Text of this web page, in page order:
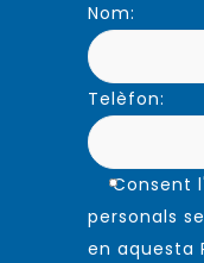
Nom:
Telèfon:
Consent
personals
en aquesta